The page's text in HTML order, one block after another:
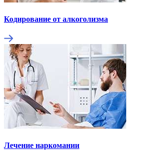
Кодирование от алкоголизма
Лечение наркомании